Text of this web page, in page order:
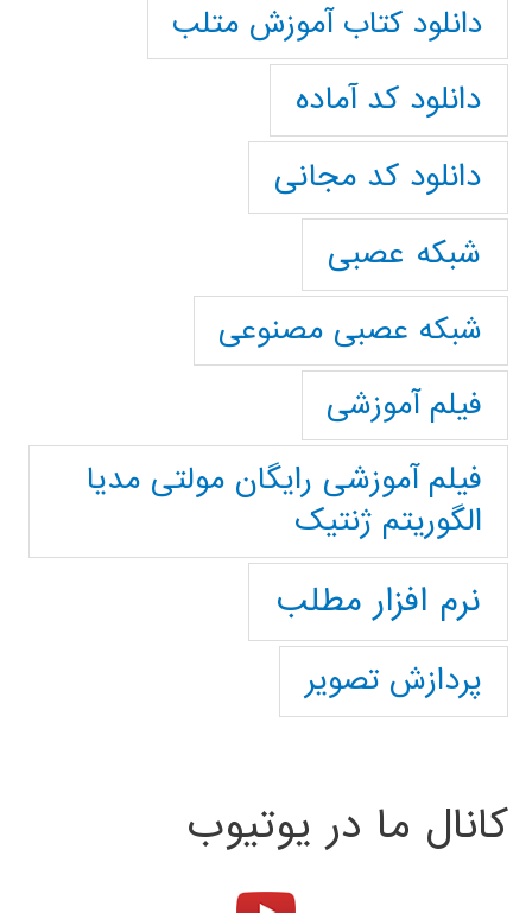
دانلود کتاب آموزش متلب
دانلود کد آماده
دانلود کد مجانی
شبکه عصبی
شبکه عصبی مصنوعی
فیلم آموزشی
فیلم آموزشی رایگان مولتی مدیا
الگوریتم ژنتیک
نرم افزار مطلب
پردازش تصویر
کانال ما در یوتیوب